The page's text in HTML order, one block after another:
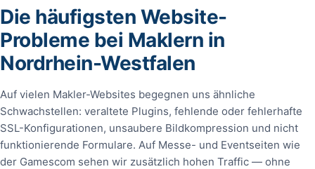
Die häufigsten Website-
Probleme bei Maklern in
Nordrhein-Westfalen
Auf vielen Makler-Websites begegnen uns ähnliche
Schwachstellen: veraltete Plugins, fehlende oder fehlerhafte
SSL-Konfigurationen, unsaubere Bildkompression und nicht
funktionierende Formulare. Auf Messe- und Eventseiten wie
der Gamescom sehen wir zusätzlich hohen Traffic — ohne